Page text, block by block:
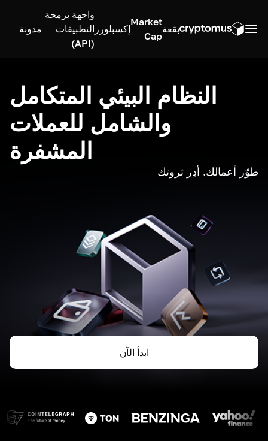
بقعة
Market
Cap
إكسبلورر
واجهة برمجة
التطبيقات
(API)
مدونة
النظام البيئي المتكامل
والشامل للعملات
المشفرة
طوّر أعمالك. أدِر ثروتك
ابدأ الآن